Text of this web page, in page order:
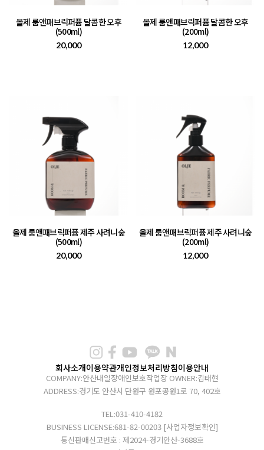
올제 룸앤패브릭퍼퓸 달콤한 오후
(500ml)
20,000
올제 룸앤패브릭퍼퓸 달콤한 오후
(200ml)
12,000
올제 룸앤패브릭퍼퓸 제주 사려니숲
(500ml)
20,000
올제 룸앤패브릭퍼퓸 제주 사려니숲
(200ml)
12,000
회사소개이용약관개인정보처리방침이용안내
COMPANY:안산내일장애인보호작업장 OWNER:김태현
ADDRESS:경기도 안산시 단원구 원포공원1로 70, 402호
TEL:031-410-4182
BUSINESS LICENSE:681-82-00203 [사업자정보확인]
통신판매신고번호 : 제2024-경기안산-3688호